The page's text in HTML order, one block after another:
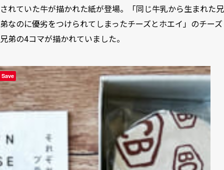
されていた牛が描かれた紙が登場。「同じ牛乳から生まれた兄
弟なのに優劣をつけられてしまったチーズとホエイ」のチーズ
兄弟の4コマが描かれていました。
Save